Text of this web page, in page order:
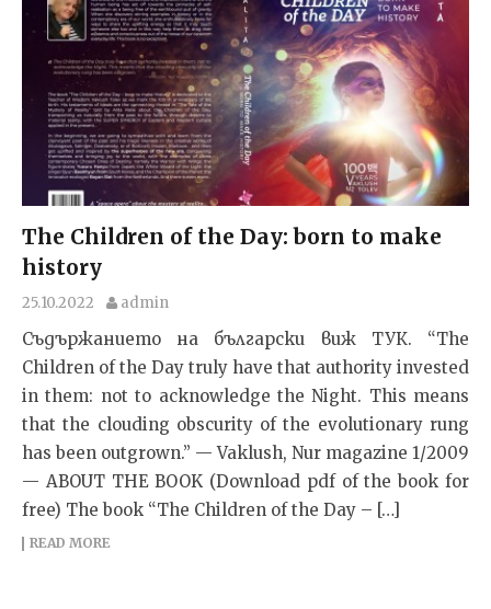
The Children of the Day: born to make
history
25.10.2022 admin
Съдържанието на български виж ТУК. “The
Children of the Day truly have that authority invested
in them: not to acknowledge the Night. This means
that the clouding obscurity of the evolutionary rung
has been outgrown.” — Vaklush, Nur magazine 1/2009
— ABOUT THE BOOK (Download pdf of the book for
free) The book “The Children of the Day – […]
READ MORE